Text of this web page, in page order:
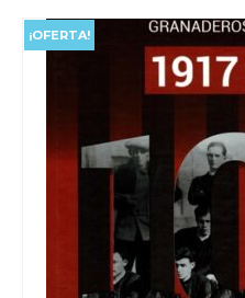
¡OFERTA!